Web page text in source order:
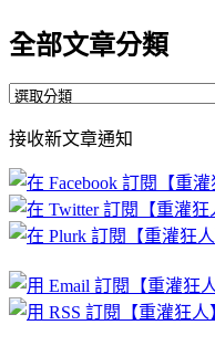
全部文章分類
全
文
章
分
類
接收新文章通知